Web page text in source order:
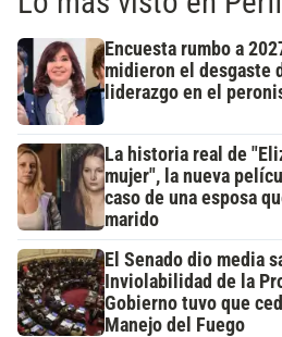
Encuesta rumbo a
midieron el desgaste
liderazgo en el
La historia real de
mujer", la nueva
caso de una esposa
marido
El Senado dio media
Inviolabilidad de la
Gobierno tuvo que
Manejo del Fuego